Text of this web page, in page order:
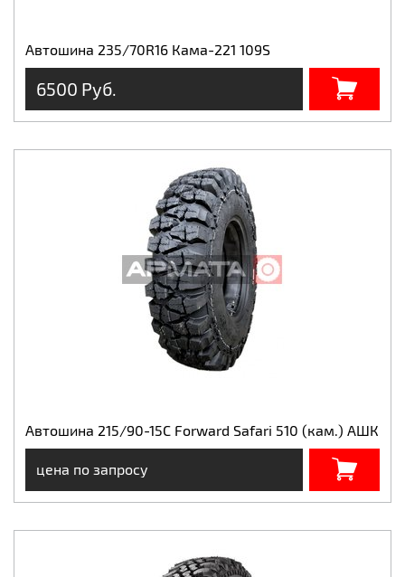
Автошина 235/70R16 Кама-221 109S
6500 Руб.
Автошина 215/90-15С Forward Safari 510 (кам.) АШК
цена по запросу